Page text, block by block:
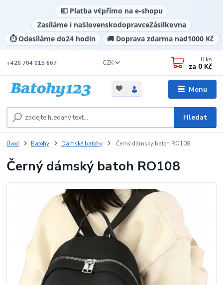
💶 Platba v€přímo na e-shopu
Zasíláme i naSlovenskodopravceZásilkovna
⏱️ Odesíláme do24 hodin 🚚 Doprava zdarma nad1000 Kč
Menu
CZK
Hledat
+420 704 015 667 0 ks
za 0 Kč
Úvod Batohy Dámské batohy Černý dámský batoh RO108
Černý dámský batoh RO108